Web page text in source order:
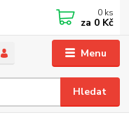
Menu
Hledat
0 ks
za 0 Kč